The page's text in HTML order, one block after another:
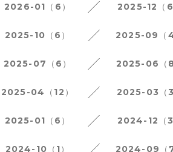
2026-01（6） 2025-12（6
2025-10（6） 2025-09（4
2025-07（6） 2025-06（8
2025-04（12） 2025-03（3
2025-01（6） 2024-12（3
2024-10（1） 2024-09（7